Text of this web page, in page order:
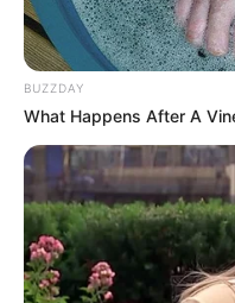
BUZZDAY
What Happens After A